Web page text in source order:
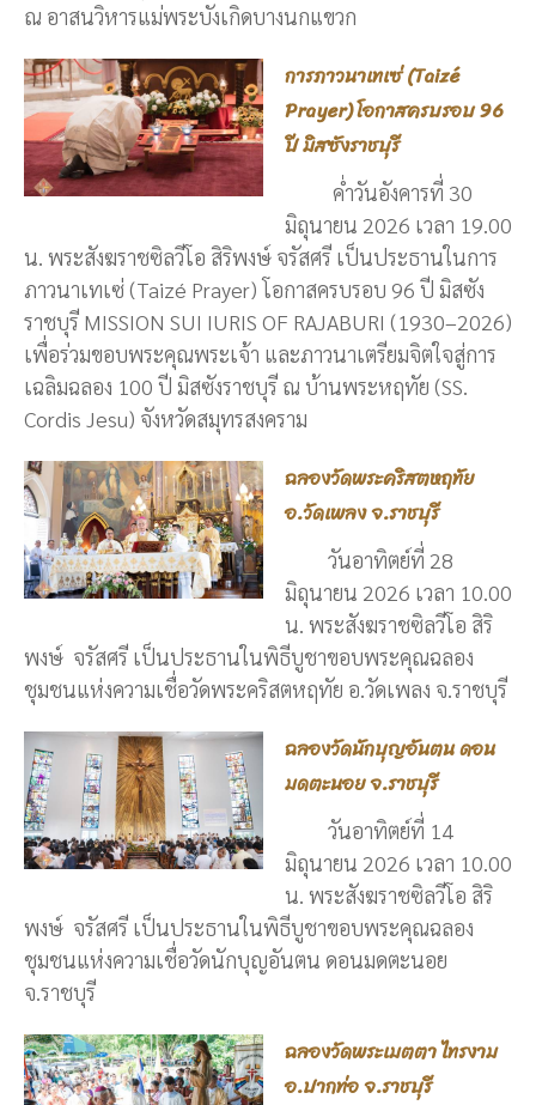
ณ อาสนวิหารแม่พระบังเกิดบางนกแขวก
การภาวนาเทเซ่ (Taizé
Prayer) โอกาสครบรอบ 96
ปี มิสซังราชบุรี
ค่ำวันอังคารที่ 30
มิถุนายน 2026 เวลา 19.00
น. พระสังฆราชซิลวีโอ สิริพงษ์ จรัสศรี เป็นประธานในการ
ภาวนาเทเซ่ (Taizé Prayer) โอกาสครบรอบ 96 ปี มิสซัง
ราชบุรี MISSION SUI IURIS OF RAJABURI (1930–2026)
เพื่อร่วมขอบพระคุณพระเจ้า และภาวนาเตรียมจิตใจสู่การ
เฉลิมฉลอง 100 ปี มิสซังราชบุรี ณ บ้านพระหฤทัย (SS.
Cordis Jesu) จังหวัดสมุทรสงคราม
ฉลองวัดพระคริสตหฤทัย
อ.วัดเพลง จ.ราชบุรี
วันอาทิตย์ที่ 28
มิถุนายน 2026 เวลา 10.00
น. พระสังฆราชซิลวีโอ สิริ
พงษ์ จรัสศรี เป็นประธานในพิธีบูชาขอบพระคุณฉลอง
ชุมชนแห่งความเชื่อวัดพระคริสตหฤทัย อ.วัดเพลง จ.ราชบุรี
ฉลองวัดนักบุญอันตน ดอน
มดตะนอย จ.ราชบุรี
วันอาทิตย์ที่ 14
มิถุนายน 2026 เวลา 10.00
น. พระสังฆราชซิลวีโอ สิริ
พงษ์ จรัสศรี เป็นประธานในพิธีบูชาขอบพระคุณฉลอง
ชุมชนแห่งความเชื่อวัดนักบุญอันตน ดอนมดตะนอย
จ.ราชบุรี
ฉลองวัดพระเมตตา ไทรงาม
อ.ปากท่อ จ.ราชบุรี